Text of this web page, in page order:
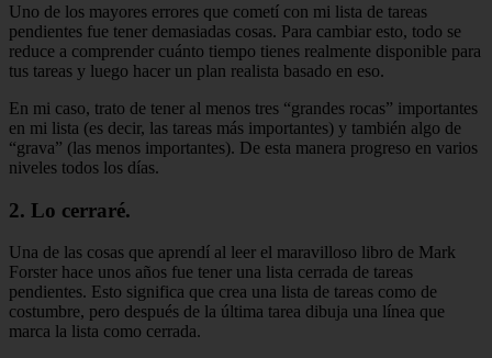
Uno de los mayores errores que cometí con mi lista de tareas
pendientes fue tener demasiadas cosas. Para cambiar esto, todo se
reduce a comprender cuánto tiempo tienes realmente disponible para
tus tareas y luego hacer un plan realista basado en eso.
En mi caso, trato de tener al menos tres “grandes rocas” importantes
en mi lista (es decir, las tareas más importantes) y también algo de
“grava” (las menos importantes). De esta manera progreso en varios
niveles todos los días.
2. Lo cerraré.
Una de las cosas que aprendí al leer el maravilloso libro de Mark
Forster hace unos años fue tener una lista cerrada de tareas
pendientes. Esto significa que crea una lista de tareas como de
costumbre, pero después de la última tarea dibuja una línea que
marca la lista como cerrada.